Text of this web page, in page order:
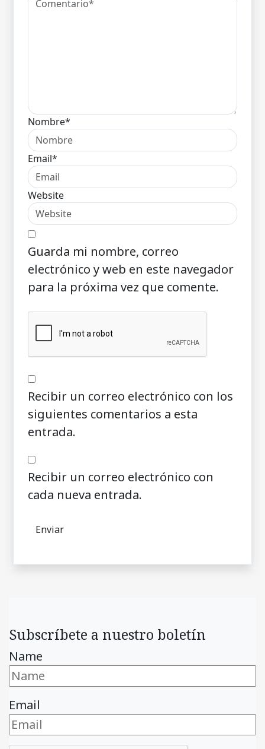
Nombre*
Email*
Website
Guarda mi nombre, correo
electrónico y web en este navegador
para la próxima vez que comente.
Recibir un correo electrónico con los
siguientes comentarios a esta
entrada.
Recibir un correo electrónico con
cada nueva entrada.
Subscríbete a nuestro boletín
Name
Email